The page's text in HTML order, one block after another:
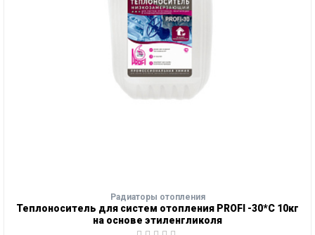
Радиаторы отопления
Теплоноситель для систем отопления PROFI -30*С 10кг
на основе этиленгликоля